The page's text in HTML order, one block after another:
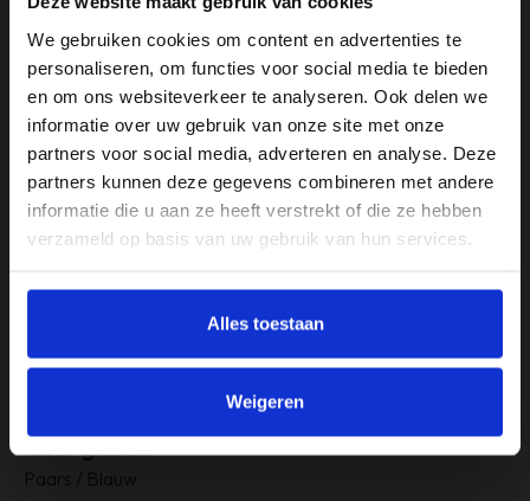
We gebruiken cookies om content en advertenties te
personaliseren, om functies voor social media te bieden
en om ons websiteverkeer te analyseren. Ook delen we
informatie over uw gebruik van onze site met onze
partners voor social media, adverteren en analyse. Deze
partners kunnen deze gegevens combineren met andere
informatie die u aan ze heeft verstrekt of die ze hebben
verzameld op basis van uw gebruik van hun services.
Alles toestaan
Weigeren
een sportieve uitstraling combineert. perfect voor actieve
dagen buiten en dagelijks gebruik.
Specificaties
Geslacht
Is het glas spiegelend?
Kleur glazen
Paars / Blauw